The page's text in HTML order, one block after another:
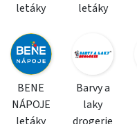
letáky
letáky
BENE
NÁPOJE
Barvy a
laky